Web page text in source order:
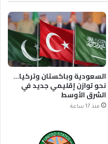
السعودية وباكستان وتركيا…
نحو توازن إقليمي جديد في
الشرق الأوسط
منذ 17 ساعة